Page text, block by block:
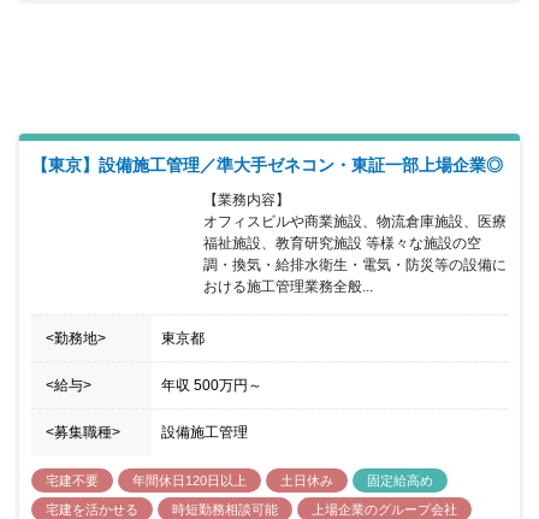
【東京】設備施工管理／準大手ゼネコン・東証一部上場企業◎
【業務内容】
オフィスビルや商業施設、物流倉庫施設、医療
福祉施設、教育研究施設 等様々な施設の空
調・換気・給排水衛生・電気・防災等の設備に
おける施工管理業務全般...
<勤務地> 東京都
<給与> 年収 500万円 ～
<募集職種> 設備施工管理
宅建不要 年間休日120日以上 土日休み
固定給高め
宅建を活かせる
時短勤務相談可能 上場企業のグループ会社